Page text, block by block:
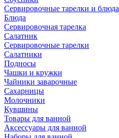
Сервировочные тарелки и блюда
Блюда
Сервировочная тарелка
Салатник
Сервировочные тарелки
Салатники
Подносы
Чашки и кружки
Чайники заварочные
Сахарницы
Молочники
Кувшины
Товары для ванной
Аксессуары для ванной